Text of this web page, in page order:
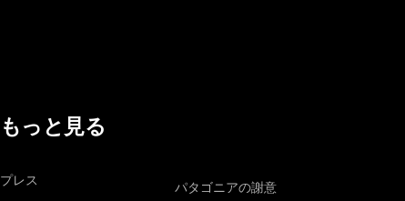
もっと見る
プレス パタゴニアの謝意